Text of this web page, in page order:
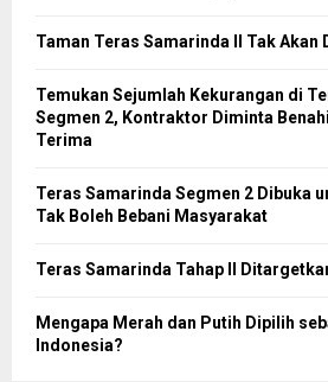
Taman Teras Samarinda II Tak Akan
Temukan Sejumlah Kekurangan di
Segmen 2, Kontraktor Diminta
Terima
Teras Samarinda Segmen 2 Dibuka
Tak Boleh Bebani Masyarakat
Teras Samarinda Tahap II
Mengapa Merah dan Putih Dipilih
Indonesia?